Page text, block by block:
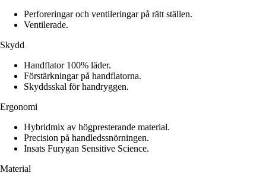
Perforeringar och ventileringar på rätt ställen.
Ventilerade.
Skydd
Handflator 100% läder.
Förstärkningar på handflatorna.
Skyddsskal för handryggen.
Ergonomi
Hybridmix av högpresterande material.
Precision på handledssnörningen.
Insats Furygan Sensitive Science.
Material